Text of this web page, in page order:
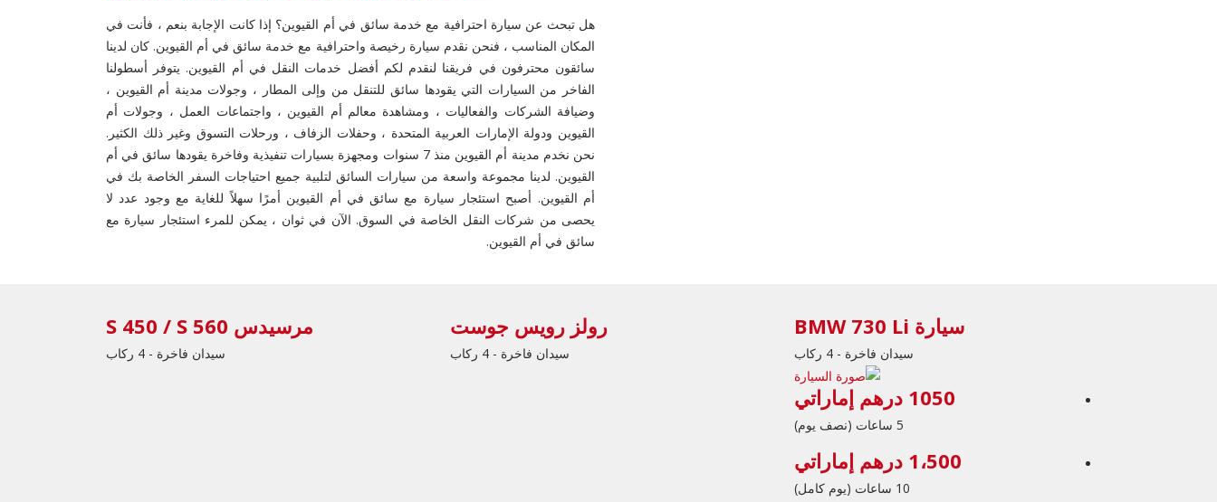
هل تبحث عن سيارة احترافية مع خدمة سائق في أم القيوين؟ إذا كانت الإجابة بنعم ، فأنت في
المكان المناسب ، فنحن نقدم سيارة رخيصة واحترافية مع خدمة سائق في أم القيوين. كان لدينا
سائقون محترفون في فريقنا لنقدم لكم أفضل خدمات النقل في أم القيوين. يتوفر أسطولنا
الفاخر من السيارات التي يقودها سائق للتنقل من وإلى المطار ، وجولات مدينة أم القيوين ،
وضيافة الشركات والفعاليات ، ومشاهدة معالم أم القيوين ، واجتماعات العمل ، وجولات أم
القيوين ودولة الإمارات العربية المتحدة ، وحفلات الزفاف ، ورحلات التسوق وغير ذلك الكثير.
نحن نخدم مدينة أم القيوين منذ 7 سنوات ومجهزة بسيارات تنفيذية وفاخرة يقودها سائق في أم
القيوين. لدينا مجموعة واسعة من سيارات السائق لتلبية جميع احتياجات السفر الخاصة بك في
أم القيوين. أصبح استئجار سيارة مع سائق في أم القيوين أمرًا سهلاً للغاية مع وجود عدد لا
يحصى من شركات النقل الخاصة في السوق. الآن في ثوان ، يمكن للمرء استئجار سيارة مع
سائق في أم القيوين.
مرسيدس S 450 / S 560
سيدان فاخرة - 4 ركاب
رولز رويس جوست
سيدان فاخرة - 4 ركاب
سيارة BMW 730 Li
سيدان فاخرة - 4 ركاب
1050 درهم إماراتي
5 ساعات (نصف يوم)
1،500 درهم إماراتي
10 ساعات (يوم كامل)